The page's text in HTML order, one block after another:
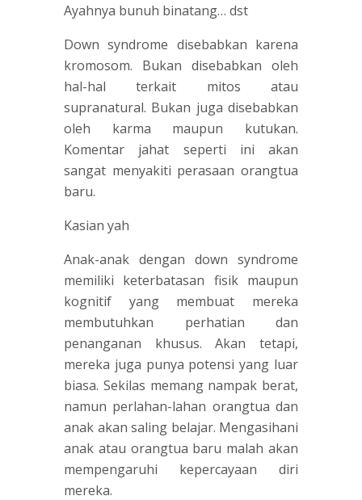
Ayahnya bunuh binatang… dst
Down syndrome disebabkan karena
kromosom. Bukan disebabkan oleh
hal-hal terkait mitos atau
supranatural. Bukan juga disebabkan
oleh karma maupun kutukan.
Komentar jahat seperti ini akan
sangat menyakiti perasaan orangtua
baru.
Kasian yah
Anak-anak dengan down syndrome
memiliki keterbatasan fisik maupun
kognitif yang membuat mereka
membutuhkan perhatian dan
penanganan khusus. Akan tetapi,
mereka juga punya potensi yang luar
biasa. Sekilas memang nampak berat,
namun perlahan-lahan orangtua dan
anak akan saling belajar. Mengasihani
anak atau orangtua baru malah akan
mempengaruhi kepercayaan diri
mereka.